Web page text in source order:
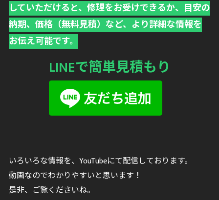
していただけると、修理をお受けできるか、目安の
納期、価格（無料見積）など、より詳細な情報を
お伝え可能です。
LINEで簡単見積もり
いろいろな情報を、YouTubeにて配信しております。
動画なのでわかりやすいと思います！
是非、ご覧くださいね。